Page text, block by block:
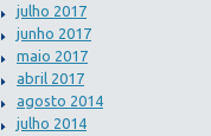
julho 2017
junho 2017
maio 2017
abril 2017
agosto 2014
julho 2014